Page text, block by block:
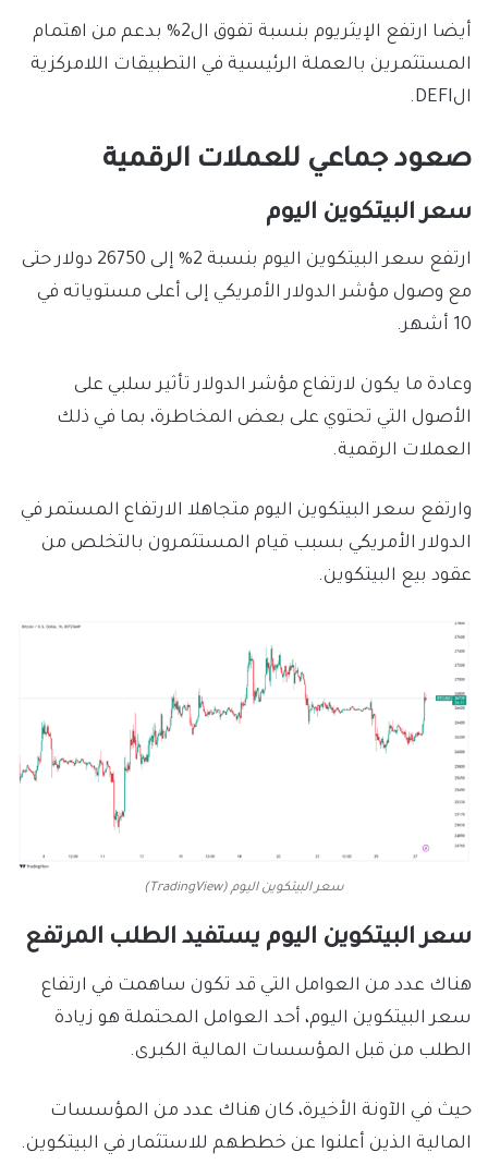
أيضا ارتفع الإيثريوم بنسبة تفوق ال2% بدعم من اهتمام
المستثمرين بالعملة الرئيسية في التطبيقات اللامركزية
الDEFI.
صعود جماعي للعملات الرقمية
سعر البيتكوين اليوم
ارتفع سعر البيتكوين اليوم بنسبة 2% إلى 26750 دولار حتى
مع وصول مؤشر الدولار الأمريكي إلى أعلى مستوياته في
10 أشهر.
وعادة ما يكون لارتفاع مؤشر الدولار تأثير سلبي على
الأصول التي تحتوي على بعض المخاطرة، بما في ذلك
العملات الرقمية.
وارتفع سعر البيتكوين اليوم متجاهلا الارتفاع المستمر في
الدولار الأمريكي بسبب قيام المستثمرون بالتخلص من
عقود بيع البيتكوين.
سعر البيتكوين اليوم (TradingView)
سعر البيتكوين اليوم يستفيد الطلب المرتفع
هناك عدد من العوامل التي قد تكون ساهمت في ارتفاع
سعر البيتكوين اليوم، أحد العوامل المحتملة هو زيادة
الطلب من قبل المؤسسات المالية الكبرى.
حيث في الآونة الأخيرة، كان هناك عدد من المؤسسات
المالية الذين أعلنوا عن خططهم للاستثمار في البيتكوين.